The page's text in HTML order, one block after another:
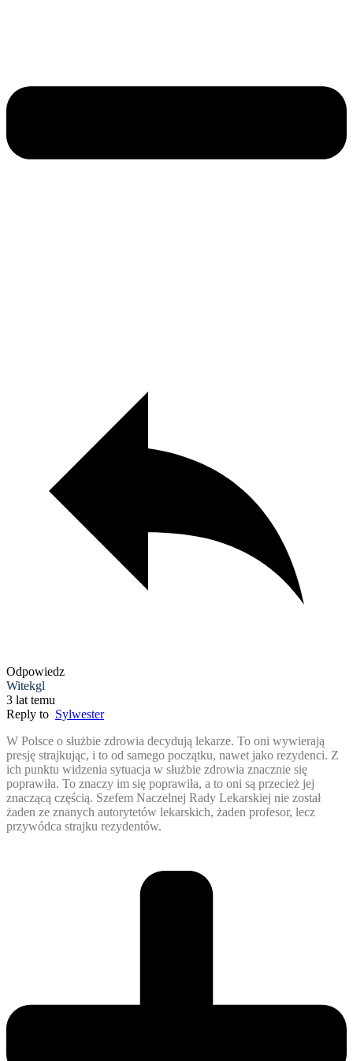
Odpowiedz
Witekgl
3 lat temu
Reply to Sylwester
W Polsce o służbie zdrowia decydują lekarze. To oni wywierają
presję strajkując, i to od samego początku, nawet jako rezydenci. Z
ich punktu widzenia sytuacja w służbie zdrowia znacznie się
poprawiła. To znaczy im się poprawiła, a to oni są przecież jej
znaczącą częścią. Szefem Naczelnej Rady Lekarskiej nie został
żaden ze znanych autorytetów lekarskich, żaden profesor, lecz
przywódca strajku rezydentów.